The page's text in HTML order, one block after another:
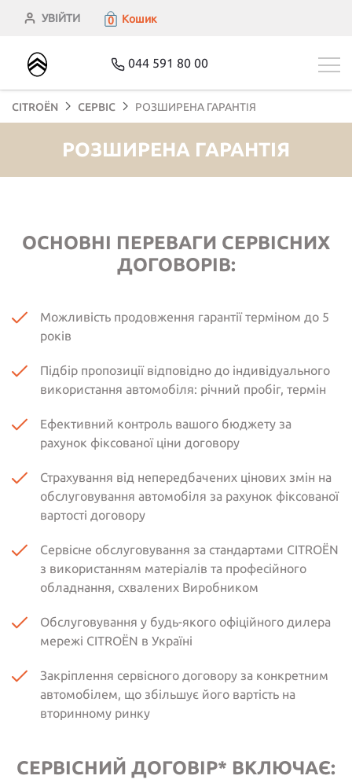
УВІЙТИ 0 Кошик
044 591 80 00
CITROЁN СЕРВІС РОЗШИРЕНА ГАРАНТІЯ
РОЗШИРЕНА ГАРАНТІЯ
ОСНОВНІ ПЕРЕВАГИ СЕРВІСНИХ
ДОГОВОРІВ:
Можливість продовження гарантії терміном до 5
років
Підбір пропозиції відповідно до індивідуального
використання автомобіля: річний пробіг, термін
Ефективний контроль вашого бюджету за
рахунок фіксованої ціни договору
Страхування від непередбачених цінових змін на
обслуговування автомобіля за рахунок фіксованої
вартості договору
Сервісне обслуговування за стандартами CITROËN
з використанням матеріалів та професійного
обладнання, схвалених Виробником
Обслуговування у будь-якого офіційного дилера
мережі CITROËN в Україні
Закріплення сервісного договору за конкретним
автомобілем, що збільшує його вартість на
вторинному ринку
СЕРВІСНИЙ ДОГОВІР* ВКЛЮЧАЄ: